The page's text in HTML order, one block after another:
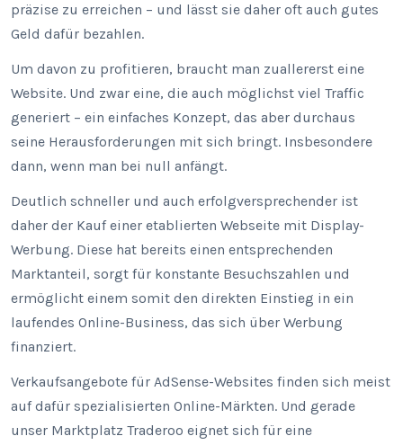
präzise zu erreichen – und lässt sie daher oft auch gutes
Geld dafür bezahlen.
Um davon zu profitieren, braucht man zuallererst eine
Website. Und zwar eine, die auch möglichst viel Traffic
generiert – ein einfaches Konzept, das aber durchaus
seine Herausforderungen mit sich bringt. Insbesondere
dann, wenn man bei null anfängt.
Deutlich schneller und auch erfolgversprechender ist
daher der Kauf einer etablierten Webseite mit Display-
Werbung. Diese hat bereits einen entsprechenden
Marktanteil, sorgt für konstante Besuchszahlen und
ermöglicht einem somit den direkten Einstieg in ein
laufendes Online-Business, das sich über Werbung
finanziert.
Verkaufsangebote für AdSense-Websites finden sich meist
auf dafür spezialisierten Online-Märkten. Und gerade
unser Marktplatz Traderoo eignet sich für eine